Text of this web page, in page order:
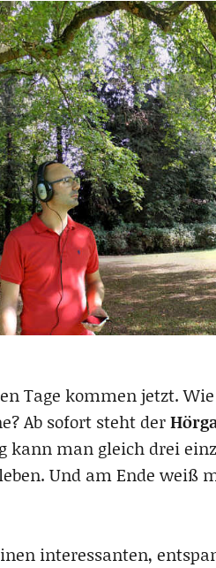
Tage kommen jetzt.
Ab sofort steht der
kann man gleich drei
Und am Ende weiß
interessanten,